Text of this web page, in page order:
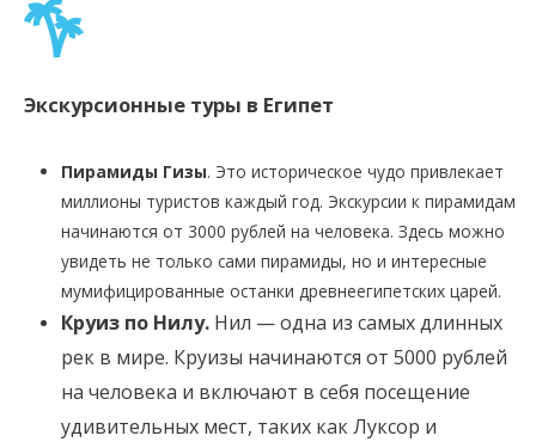
Экскурсионные туры в Египет
Пирамиды Гизы. Это историческое чудо привлекает
миллионы туристов каждый год. Экскурсии к пирамидам
начинаются от 3000 рублей на человека. Здесь можно
увидеть не только сами пирамиды, но и интересные
мумифицированные останки древнеегипетских царей.
Круиз по Нилу. Нил — одна из самых длинных
рек в мире. Круизы начинаются от 5000 рублей
на человека и включают в себя посещение
удивительных мест, таких как Луксор и